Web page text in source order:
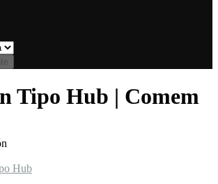
Tipo Hub | Comem
Hub